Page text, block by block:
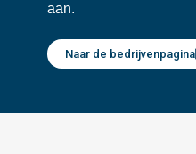
aan.
Naar de bedrijvenpagina